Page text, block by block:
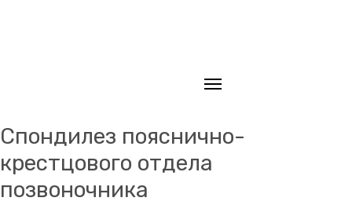
Спондилез пояснично-
крестцового отдела
позвоночника